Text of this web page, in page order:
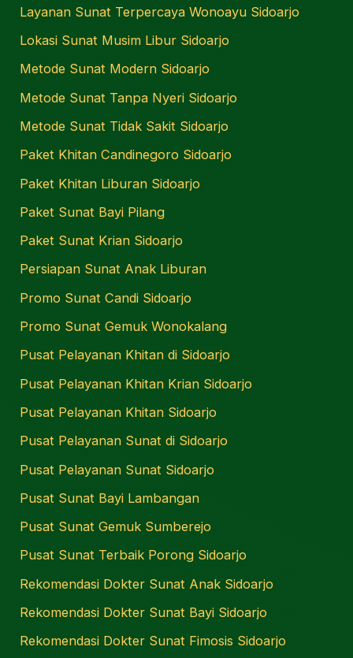
Layanan Sunat Terpercaya Wonoayu Sidoarjo
Lokasi Sunat Musim Libur Sidoarjo
Metode Sunat Modern Sidoarjo
Metode Sunat Tanpa Nyeri Sidoarjo
Metode Sunat Tidak Sakit Sidoarjo
Paket Khitan Candinegoro Sidoarjo
Paket Khitan Liburan Sidoarjo
Paket Sunat Bayi Pilang
Paket Sunat Krian Sidoarjo
Persiapan Sunat Anak Liburan
Promo Sunat Candi Sidoarjo
Promo Sunat Gemuk Wonokalang
Pusat Pelayanan Khitan di Sidoarjo
Pusat Pelayanan Khitan Krian Sidoarjo
Pusat Pelayanan Khitan Sidoarjo
Pusat Pelayanan Sunat di Sidoarjo
Pusat Pelayanan Sunat Sidoarjo
Pusat Sunat Bayi Lambangan
Pusat Sunat Gemuk Sumberejo
Pusat Sunat Terbaik Porong Sidoarjo
Rekomendasi Dokter Sunat Anak Sidoarjo
Rekomendasi Dokter Sunat Bayi Sidoarjo
Rekomendasi Dokter Sunat Fimosis Sidoarjo